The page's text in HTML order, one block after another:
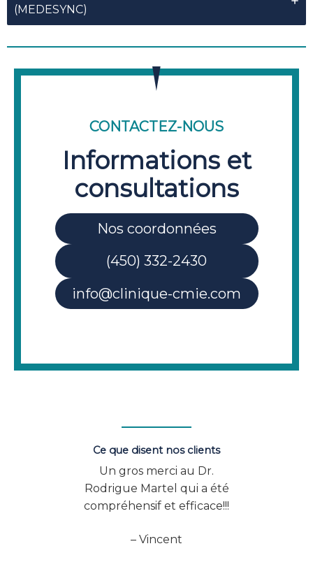
(MEDESYNC)
CONTACTEZ-NOUS
Informations et
consultations
Nos coordonnées
(450) 332-2430
info@clinique-cmie.com
Ce que disent nos clients
Un gros merci au Dr.
Rodrigue Martel qui a été
compréhensif et efficace!!!
– Vincent